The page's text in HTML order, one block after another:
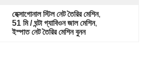
হেক্সাগোনাল স্টিল নেট তৈরির মেশিন,
51 মি / ঘন্টা গ্যাবিওন জাল মেশিন,
ইস্পাত নেট তৈরির মেশিন বুনন